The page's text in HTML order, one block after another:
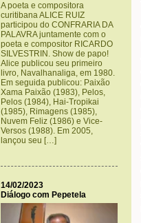
A poeta e compositora
curitibana ALICE RUIZ
participou do CONFRARIA DA
PALAVRA juntamente com o
poeta e compositor RICARDO
SILVESTRIN. Show de papo!
Alice publicou seu primeiro
livro, Navalhanaliga, em 1980.
Em seguida publicou: Paixão
Xama Paixão (1983), Pelos,
Pelos (1984), Hai-Tropikai
(1985), Rimagens (1985),
Nuvem Feliz (1986) e Vice-
Versos (1988). Em 2005,
lançou seu […]
14/02/2023
Diálogo com Pepetela